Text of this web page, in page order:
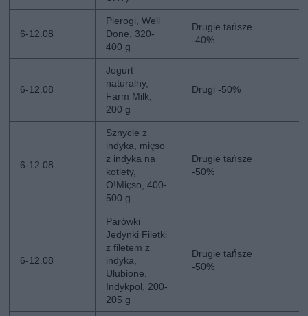
6-12.08
Pierogi, Well
Done, 320-
400 g
Drugie tańsze
-40%
6-12.08
Jogurt
naturalny,
Farm Milk,
200 g
Drugi -50%
6-12.08
Sznycle z
indyka, mięso
z indyka na
kotlety,
O!Mięso, 400-
500 g
Drugie tańsze
-50%
6-12.08
Parówki
Jedynki Filetki
z filetem z
indyka,
Ulubione,
Indykpol, 200-
205 g
Drugie tańsze
-50%